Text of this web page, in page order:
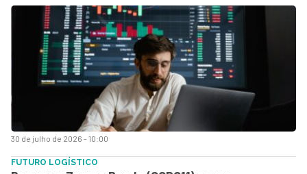
30 de julho de 2026 - 10:00
FUTURO LOGÍSTICO